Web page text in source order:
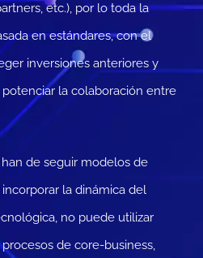
etc.), por lo toda la
en estándares, con el
inversiones anteriores y
la colaboración entre
de seguir modelos de
la dinámica del
no puede utilizar
procesos de core-business,